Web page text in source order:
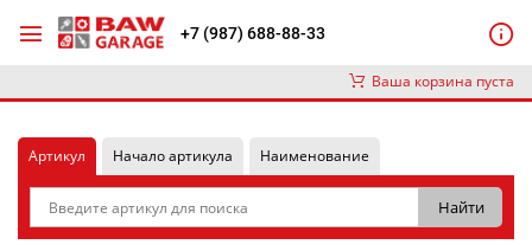
+7 (987) 688-88-33
Ваша корзина пуста
Артикул Начало артикула Наименование